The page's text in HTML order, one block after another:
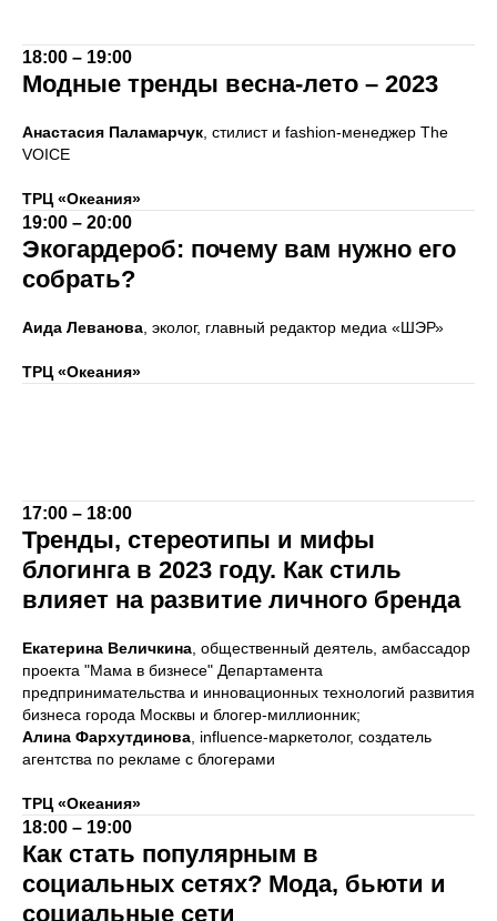
18:00 – 19:00
Модные тренды весна-лето – 2023
Анастасия Паламарчук , стилист и fashion-менеджер The
VOICE
ТРЦ «Океания»
19:00 – 20:00
Экогардероб: почему вам нужно его
собрать?
Аида Леванова , эколог, главный редактор медиа «ШЭР»
ТРЦ «Океания»
17:00 – 18:00
Тренды, стереотипы и мифы
блогинга в 2023 году. Как стиль
влияет на развитие личного бренда
Екатерина Величкина , общественный деятель, амбассадор
проекта "Мама в бизнесе" Департамента
предпринимательства и инновационных технологий развития
бизнеса города Москвы и блогер-миллионник;
Алина Фархутдинова , influence-маркетолог, создатель
агентства по рекламе с блогерами
ТРЦ «Океания»
18:00 – 19:00
Как стать популярным в
социальных сетях? Мода, бьюти и
социальные сети